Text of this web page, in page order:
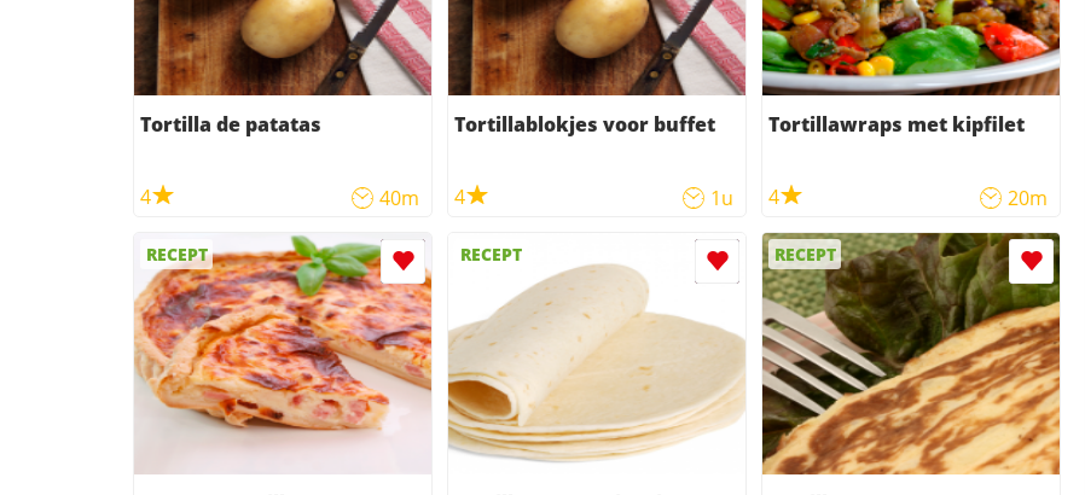
Tortilla de patatas
4 40m
Tortillablokjes voor buffet
4 1u
Tortillawraps met kipfilet
4 20m
RECEPT RECEPT RECEPT